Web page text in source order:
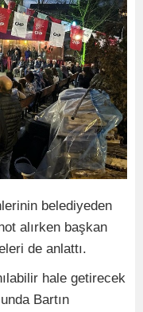
belediyeden
alırken başkan
de anlattı.
hale getirecek
Bartın